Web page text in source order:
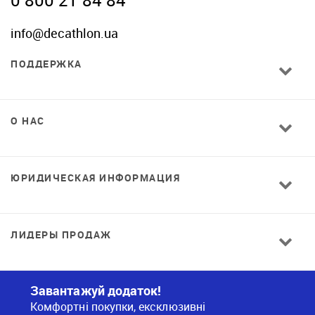
info@decathlon.ua
ПОДДЕРЖКА
О НАС
ЮРИДИЧЕСКАЯ ИНФОРМАЦИЯ
ЛИДЕРЫ ПРОДАЖ
Завантажуй додаток!
Комфортні покупки, ексклюзивні